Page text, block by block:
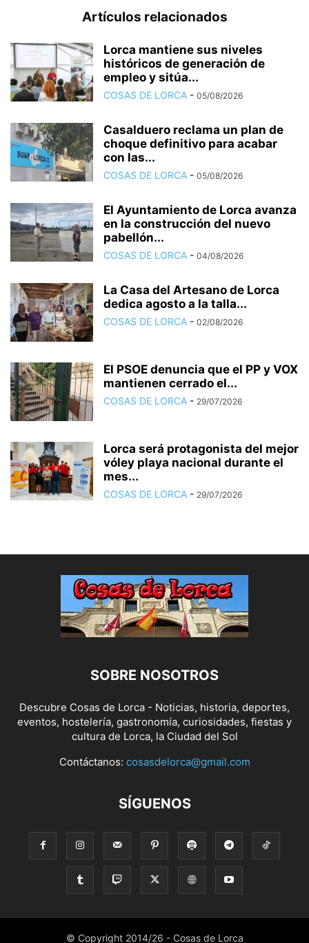
Artículos relacionados
Lorca mantiene sus niveles
históricos de generación de
empleo y sitúa...
COSAS DE LORCA - 05/08/2026
Casalduero reclama un plan de
choque definitivo para acabar
con las...
COSAS DE LORCA - 05/08/2026
El Ayuntamiento de Lorca avanza
en la construcción del nuevo
pabellón...
COSAS DE LORCA - 04/08/2026
La Casa del Artesano de Lorca
dedica agosto a la talla...
COSAS DE LORCA - 02/08/2026
El PSOE denuncia que el PP y VOX
mantienen cerrado el...
COSAS DE LORCA - 29/07/2026
Lorca será protagonista del mejor
vóley playa nacional durante el
mes...
COSAS DE LORCA - 29/07/2026
SOBRE NOSOTROS
Descubre Cosas de Lorca - Noticias, historia, deportes,
eventos, hostelería, gastronomía, curiosidades, fiestas y
cultura de Lorca, la Ciudad del Sol
Contáctanos: cosasdelorca@gmail.com
SÍGUENOS
© Copyright 2014/26 - Cosas de Lorca